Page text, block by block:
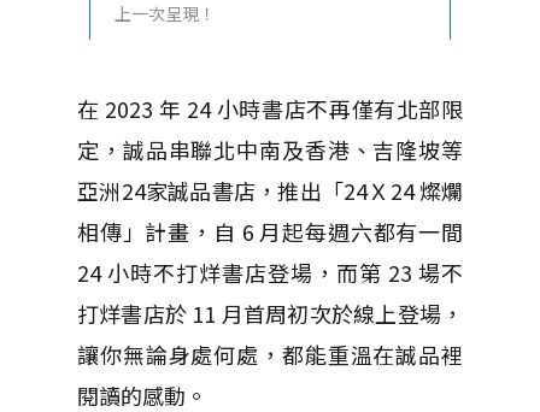
上一次呈現！
在 2023 年 24 小時書店不再僅有北部限
定，誠品串聯北中南及香港、吉隆坡等
亞洲24家誠品書店，推出「24Ｘ24 燦爛
相傳」計畫，自 6 月起每週六都有一間
24 小時不打烊書店登場，而第 23 場不
打烊書店於 11 月首周初次於線上登場，
讓你無論身處何處，都能重溫在誠品裡
閱讀的感動。